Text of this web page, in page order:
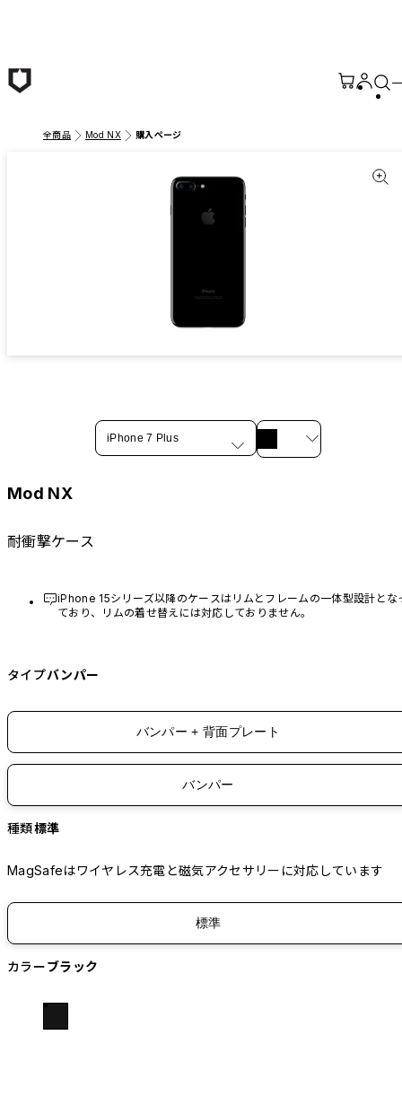
全商品 Mod NX 購入ページ
iPhone 7 Plus
Mod NX
耐衝撃ケース
iPhone 15シリーズ以降のケースはリムとフレームの一体型設計とな
ており、リムの着せ替えには対応しておりません。
タイプバンパー
バンパー + 背面プレート
バンパー
種類標準
MagSafeはワイヤレス充電と磁気アクセサリーに対応しています
標準
カラーブラック